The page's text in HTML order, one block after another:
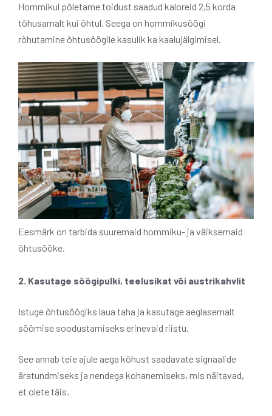
Hommikul põletame toidust saadud kaloreid 2,5 korda
tõhusamalt kui õhtul. Seega on hommikusöögi
rõhutamine õhtusöögile kasulik ka kaalujälgimisel.
Eesmärk on tarbida suuremaid hommiku- ja väiksemaid
õhtusööke.
2. Kasutage söögipulki, teelusikat või austrikahvlit
Istuge õhtusöögiks laua taha ja kasutage aeglasemalt
söömise soodustamiseks erinevaid riistu.
See annab teie ajule aega kõhust saadavate signaalide
äratundmiseks ja nendega kohanemiseks, mis näitavad,
et olete täis.